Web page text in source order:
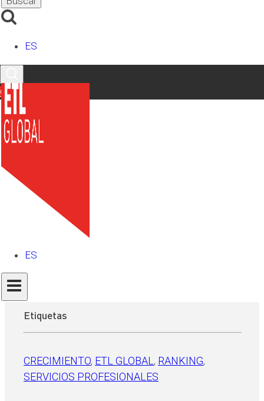
ES
Contacto
ES
Nombre Completo
Email*
Teléfono
Provincia
Comentario
He leído y acepto la
Etiquetas
CRECIMIENTO, ETL GLOBAL , RANKING
SERVICIOS PROFESIONALES